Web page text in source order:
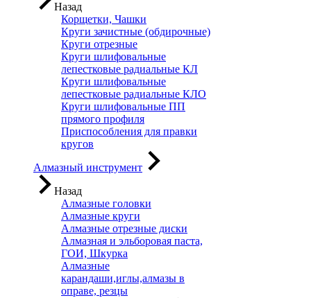
Назад
Корщетки, Чашки
Круги зачистные (обдирочные)
Круги отрезные
Круги шлифовальные
лепестковые радиальные КЛ
Круги шлифовальные
лепестковые радиальные КЛО
Круги шлифовальные ПП
прямого профиля
Приспособления для правки
кругов
Алмазный инструмент
Назад
Алмазные головки
Алмазные круги
Алмазные отрезные диски
Алмазная и эльборовая паста,
ГОИ, Шкурка
Алмазные
карандаши,иглы,алмазы в
оправе, резцы